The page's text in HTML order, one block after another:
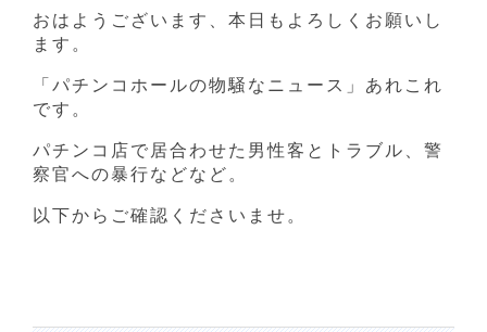
おはようございます、本日もよろしくお願いし
ます。
「パチンコホールの物騒なニュース」あれこれ
です。
パチンコ店で居合わせた男性客とトラブル、警
察官への暴行などなど。
以下からご確認くださいませ。